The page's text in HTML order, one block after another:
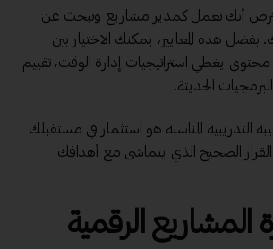
أنك تعمل كمدير مشاريع وتبحث عن
هذه المعايير، يمكنك الاختيار بين
يغطي استراتيجيات إدارة الوقت، تقييم
الحديثة.
التدريبية المناسبة هو استثمار في مستقبلك
القرار الصحيح الذي يتماشى مع أهدافك
المشاريع الرقمية